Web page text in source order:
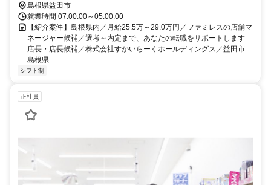
島根県益田市
就業時間 07:00:00～05:00:00
【紹介案件】島根県内／月給25.5万～29.0万円／ファミレスの店舗マ
ネージャー候補／選考～内定まで、あなたの転職をサポートします
店長・店長候補／株式会社すかいらーくホールディングス／益田市
島根県...
シフト制
正社員